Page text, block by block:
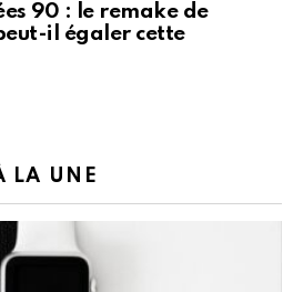
90 : le remake de
il égaler cette
LA UNE